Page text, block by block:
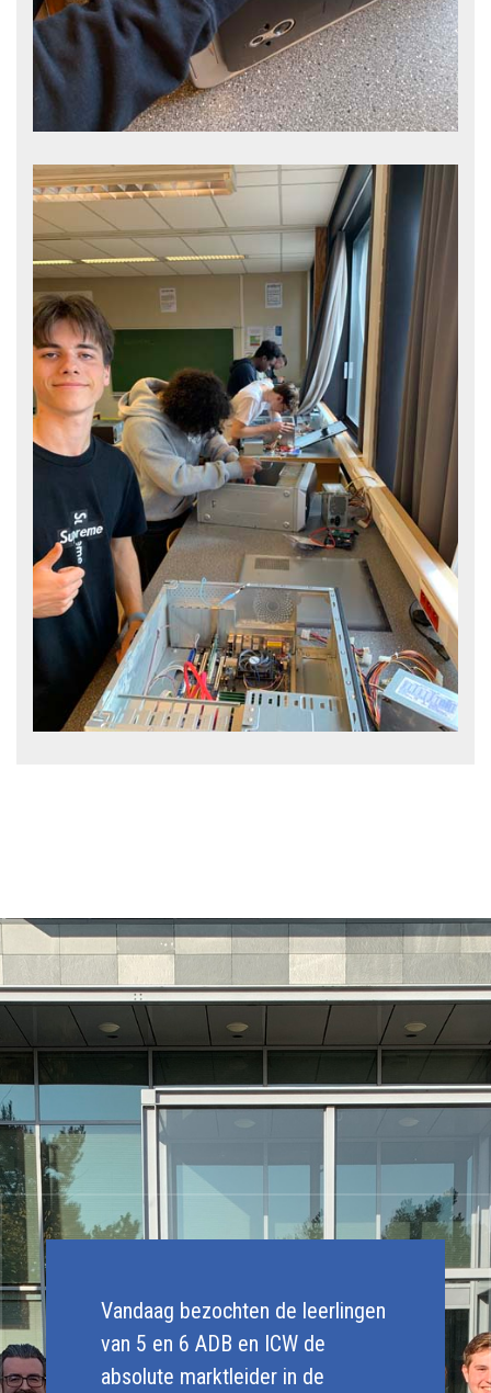
Vandaag bezochten de leerlingen
van 5 en 6 ADB en ICW de
absolute marktleider in de